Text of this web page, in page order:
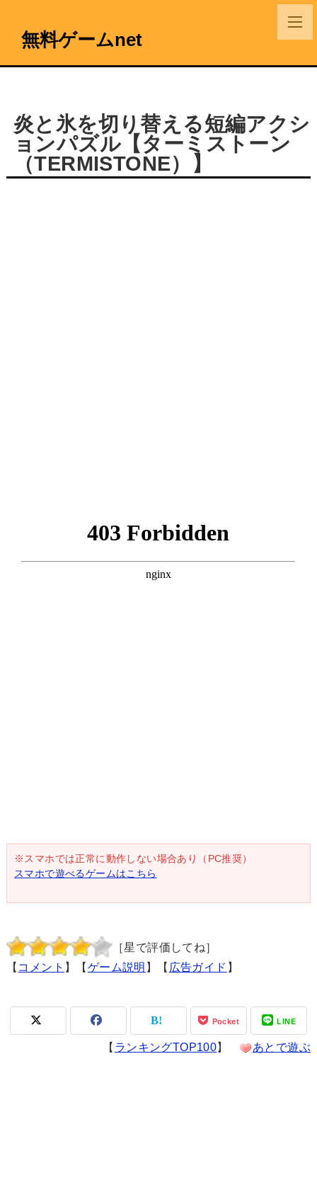
無料ゲームnet
炎と氷を切り替える短編アクシ
ョンパズル【ターミストーン
（TERMISTONE）】
※スマホでは正常に動作しない場合あり（PC推奨）
スマホで遊べるゲームはこちら
［星で評価してね］
【 コメント 】【 ゲーム説明 】【 広告ガイド 】
Pocket LINE
【 ランキングTOP100】 あとで遊ぶ